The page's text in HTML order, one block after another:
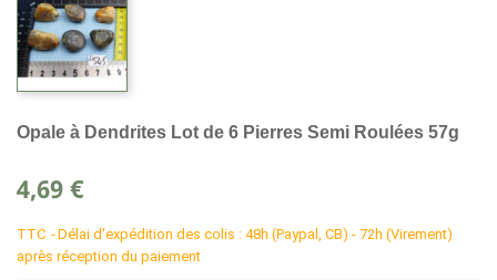
Opale à Dendrites Lot de 6 Pierres Semi Roulées 57g
4,69 €
TTC
Délai d'expédition des colis : 48h (Paypal, CB) - 72h (Virement)
après réception du paiement